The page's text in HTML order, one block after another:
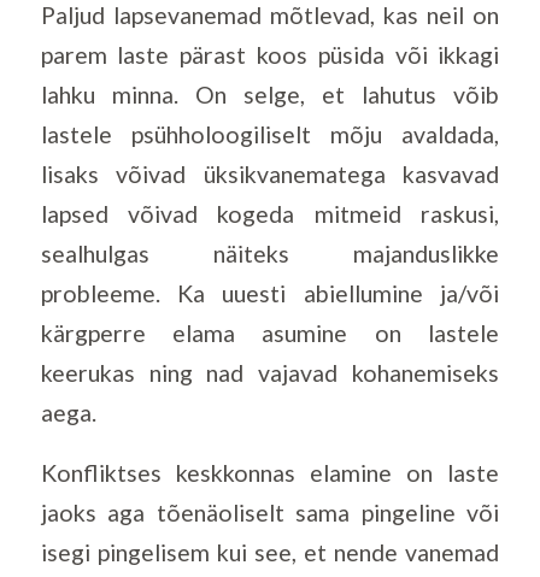
Paljud lapsevanemad mõtlevad, kas neil on
parem laste pärast koos püsida või ikkagi
lahku minna. On selge, et lahutus võib
lastele psühholoogiliselt mõju avaldada,
lisaks võivad üksikvanematega kasvavad
lapsed võivad kogeda mitmeid raskusi,
sealhulgas näiteks majanduslikke
probleeme. Ka uuesti abiellumine ja/või
kärgperre elama asumine on lastele
keerukas ning nad vajavad kohanemiseks
aega.
Konfliktses keskkonnas elamine on laste
jaoks aga tõenäoliselt sama pingeline või
isegi pingelisem kui see, et nende vanemad